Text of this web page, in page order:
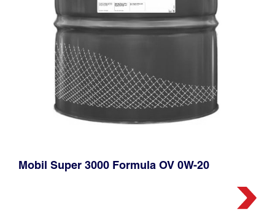
Mobil Super 3000 Formula OV 0W-20